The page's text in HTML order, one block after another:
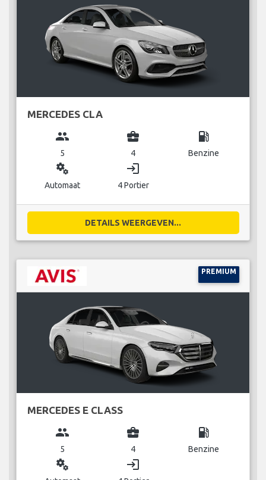
MERCEDES CLA
group
5
business_center
4
local_gas_station
Benzine
miscellaneous_services
Automaat
login
4 Portier
DETAILS WEERGEVEN...
PREMIUM
MERCEDES E CLASS
group
5
business_center
4
local_gas_station
Benzine
miscellaneous_services login